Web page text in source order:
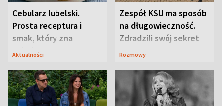
Cebularz lubelski.
Prosta receptura i
smak, który zna
Lubelszczyzna
Aktualności
Zespół KSU ma sposób
na długowieczność.
Zdradzili swój sekret
Rozmowy